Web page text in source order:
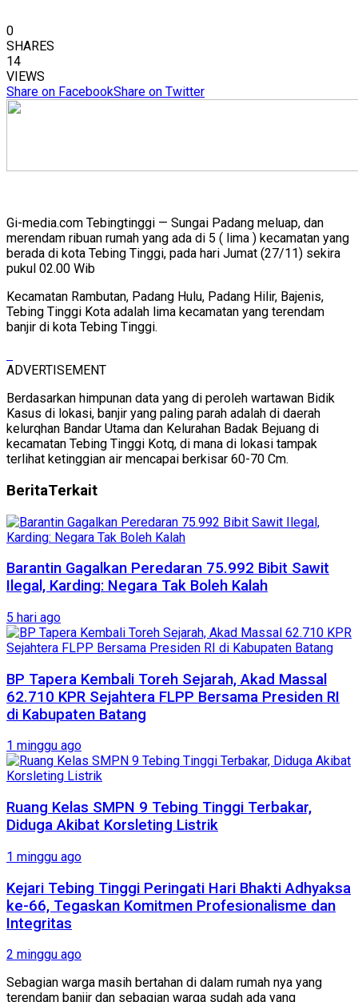
0
SHARES
14
VIEWS
Share on FacebookShare on Twitter
Gi-media.com Tebingtinggi — Sungai Padang meluap, dan
merendam ribuan rumah yang ada di 5 ( lima ) kecamatan yang
berada di kota Tebing Tinggi, pada hari Jumat (27/11) sekira
pukul 02.00 Wib
Kecamatan Rambutan, Padang Hulu, Padang Hilir, Bajenis,
Tebing Tinggi Kota adalah lima kecamatan yang terendam
banjir di kota Tebing Tinggi.
ADVERTISEMENT
Berdasarkan himpunan data yang di peroleh wartawan Bidik
Kasus di lokasi, banjir yang paling parah adalah di daerah
kelurqhan Bandar Utama dan Kelurahan Badak Bejuang di
kecamatan Tebing Tinggi Kotq, di mana di lokasi tampak
terlihat ketinggian air mencapai berkisar 60-70 Cm.
BeritaTerkait
Barantin Gagalkan Peredaran 75.992 Bibit Sawit
Ilegal, Karding: Negara Tak Boleh Kalah
5 hari ago
BP Tapera Kembali Toreh Sejarah, Akad Massal
62.710 KPR Sejahtera FLPP Bersama Presiden RI
di Kabupaten Batang
1 minggu ago
Ruang Kelas SMPN 9 Tebing Tinggi Terbakar,
Diduga Akibat Korsleting Listrik
1 minggu ago
Kejari Tebing Tinggi Peringati Hari Bhakti Adhyaksa
ke-66, Tegaskan Komitmen Profesionalisme dan
Integritas
2 minggu ago
Sebagian warga masih bertahan di dalam rumah nya yang
terendam banjir dan sebagian warga sudah ada yang